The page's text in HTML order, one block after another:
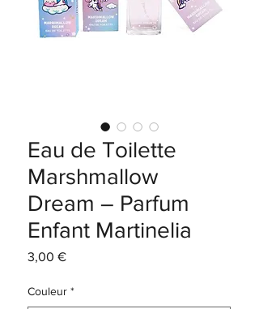
Eau de Toilette
Marshmallow
Dream – Parfum
Enfant Martinelia
3,00 €Prix
Couleur *